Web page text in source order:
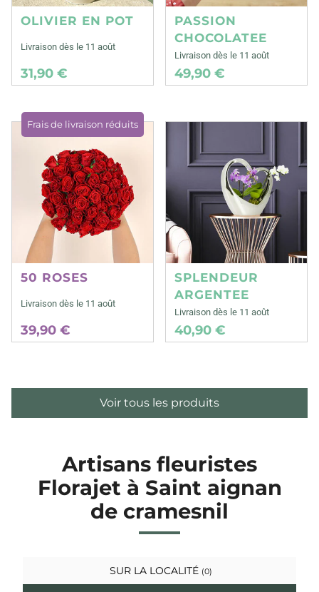
OLIVIER EN POT
Livraison dès le 11 août
31,90 €
PASSION
CHOCOLATEE
Livraison dès le 11 août
49,90 €
Frais de livraison réduits
50 ROSES
Livraison dès le 11 août
39,90 €
SPLENDEUR
ARGENTEE
Livraison dès le 11 août
40,90 €
Voir tous les produits
Artisans fleuristes
Florajet à Saint aignan
de cramesnil
SUR LA LOCALITÉ (0)